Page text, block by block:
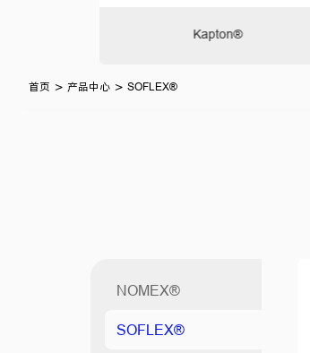
Kapton®
首页 > 产品中心 > SOFLEX®
NOMEX®
SOFLEX®